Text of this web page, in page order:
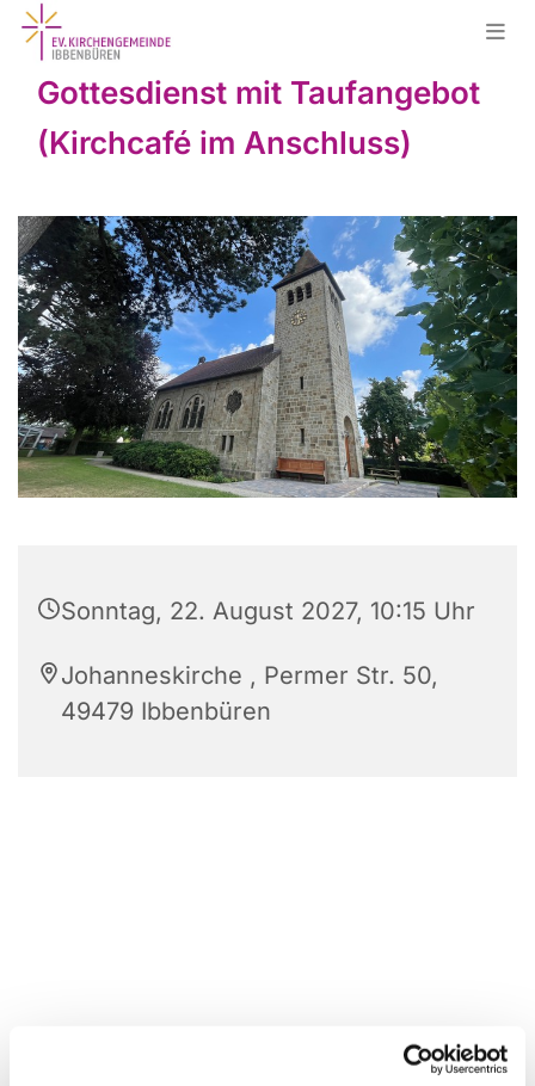
Gottesdienst mit Taufangebot
(Kirchcafé im Anschluss)
Sonntag, 22. August 2027, 10:15 Uhr
Johanneskirche , Permer Str. 50,
49479 Ibbenbüren